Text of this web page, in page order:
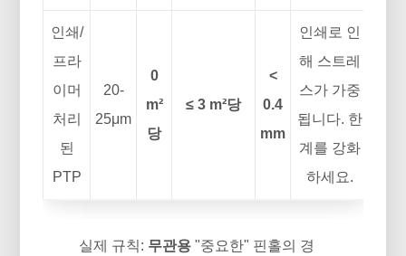
인쇄/
프라
이머
처리
된
PTP
20-
25μm
0
m²
당
≤ 3 m²당
<
0.4
mm
인쇄로 인
해 스트레
스가 가중
됩니다. 한
계를 강화
하세요.
실제 규칙: 무관용 "중요한" 핀홀의 경